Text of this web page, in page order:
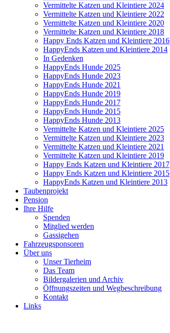
Vermittelte Katzen und Kleintiere 2024
Vermittelte Katzen und Kleintiere 2022
Vermittelte Katzen und Kleintiere 2020
Vermittelte Katzen und Kleintiere 2018
Happy Ends Katzen und Kleintiere 2016
HappyEnds Katzen und Kleintiere 2014
In Gedenken
HappyEnds Hunde 2025
HappyEnds Hunde 2023
HappyEnds Hunde 2021
HappyEnds Hunde 2019
HappyEnds Hunde 2017
HappyEnds Hunde 2015
HappyEnds Hunde 2013
Vermittelte Katzen und Kleintiere 2025
Vermittelte Katzen und Kleintiere 2023
Vermittelte Katzen und Kleintiere 2021
Vermittelte Katzen und Kleintiere 2019
Happy Ends Katzen und Kleintiere 2017
Happy Ends Katzen und Kleintiere 2015
HappyEnds Katzen und Kleintiere 2013
Taubenprojekt
Pension
Ihre Hilfe
Spenden
Mitglied werden
Gassigehen
Fahrzeugsponsoren
Über uns
Unser Tierheim
Das Team
Bildergalerien und Archiv
Öffnungszeiten und Wegbeschreibung
Kontakt
Links